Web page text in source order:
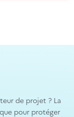
de projet ? La
pour protéger